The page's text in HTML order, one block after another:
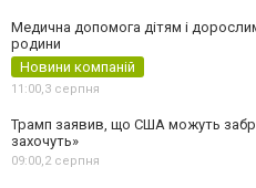
Медична допомога дітям і
родини
Новини компаній
11:00,3 серпня
Трамп заявив, що США можуть
захочуть»
09:00,2 серпня